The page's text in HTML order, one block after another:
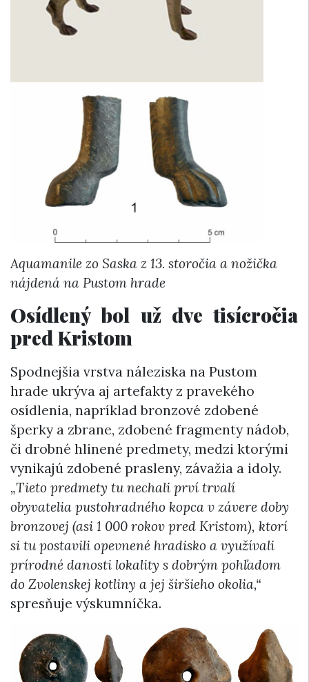
Aquamanile zo Saska z 13. storočia a nožička
nájdená na Pustom hrade
Osídlený bol už dve tisícročia
pred Kristom
Spodnejšia vrstva náleziska na Pustom
hrade ukrýva aj artefakty z pravekého
osídlenia, napríklad bronzové zdobené
šperky a zbrane, zdobené fragmenty nádob,
či drobné hlinené predmety, medzi ktorými
vynikajú zdobené prasleny, závažia a idoly.
„Tieto predmety tu nechali prví trvalí
obyvatelia pustohradného kopca v závere doby
bronzovej (asi 1 000 rokov pred Kristom), ktorí
si tu postavili opevnené hradisko a využívali
prírodné danosti lokality s dobrým pohľadom
do Zvolenskej kotliny a jej širšieho okolia,“
spresňuje výskumníčka.